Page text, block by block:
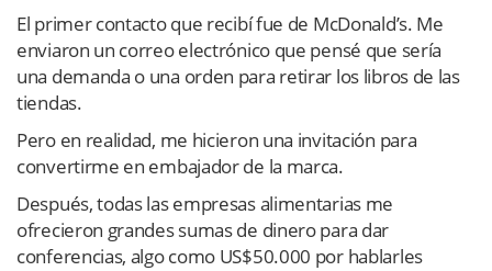
El primer contacto que recibí fue de McDonald’s. Me
enviaron un correo electrónico que pensé que sería
una demanda o una orden para retirar los libros de las
tiendas.
Pero en realidad, me hicieron una invitación para
convertirme en embajador de la marca.
Después, todas las empresas alimentarias me
ofrecieron grandes sumas de dinero para dar
conferencias, algo como US$50.000 por hablarles